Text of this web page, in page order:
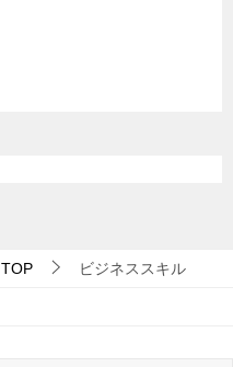
TOP ビジネススキル